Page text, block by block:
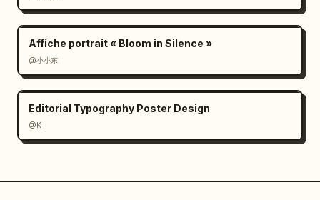
Affiche portrait « Bloom in Silence »
@小小东
Editorial Typography Poster Design
@K